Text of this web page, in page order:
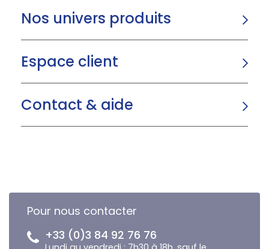
Nos univers produits
Espace client
Contact & aide
Pour nous contacter
+33 (0)3 84 92 76 76